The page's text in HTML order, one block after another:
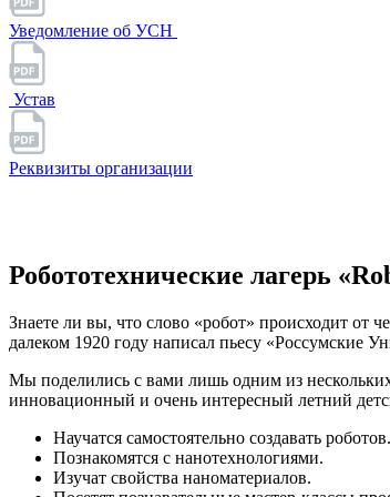
Уведомление об УСН
Устав
Реквизиты организации
Робототехнические лагерь
Знаете ли вы, что слово «робот» происходит от
далеком 1920 году написал пьесу «Россумские
Мы поделились с вами лишь одним из
инновационный и очень интересный летний
Научатся самостоятельно создавать роботов.
Познакомятся с нанотехнологиями.
Изучат свойства наноматериалов.